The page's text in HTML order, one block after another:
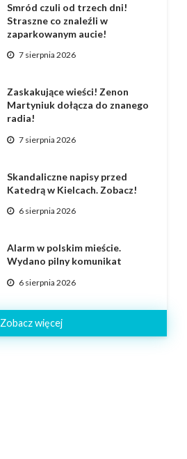
Smród czuli od trzech dni!
Straszne co znaleźli w
zaparkowanym aucie!
7 sierpnia 2026
Zaskakujące wieści! Zenon
Martyniuk dołącza do znanego
radia!
7 sierpnia 2026
Skandaliczne napisy przed
Katedrą w Kielcach. Zobacz!
6 sierpnia 2026
Alarm w polskim mieście.
Wydano pilny komunikat
6 sierpnia 2026
Zobacz więcej